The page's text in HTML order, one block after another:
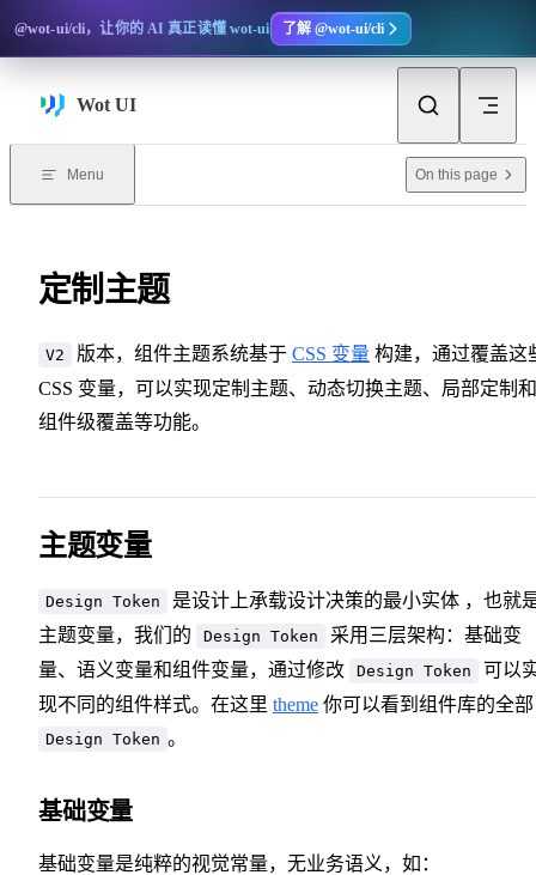
@wot-ui/cli，让你的 AI 真正读懂 wot-ui 了解 @wot-ui/cli
Skip to content
Wot UI
Menu On this page
定制主题
V2 版本，组件主题系统基于 CSS 变量 构建，通过覆盖这
CSS 变量，可以实现定制主题、动态切换主题、局部定制和
组件级覆盖等功能。
主题变量
Design Token
是设计上承载设计决策的最小实体 ，也就
主题变量，我们的
Design Token
采用三层架构：基础变
量、语义变量和组件变量，通过修改
Design Token
可以
现不同的组件样式。在这里 theme 你可以看到组件库的全部
Design Token 。
基础变量
基础变量是纯粹的视觉常量，无业务语义，如：